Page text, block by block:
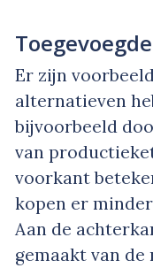
Er zijn
alternatieven
bijvoorbeeld
van
voorkant
kopen er
Aan de
gemaakt van de